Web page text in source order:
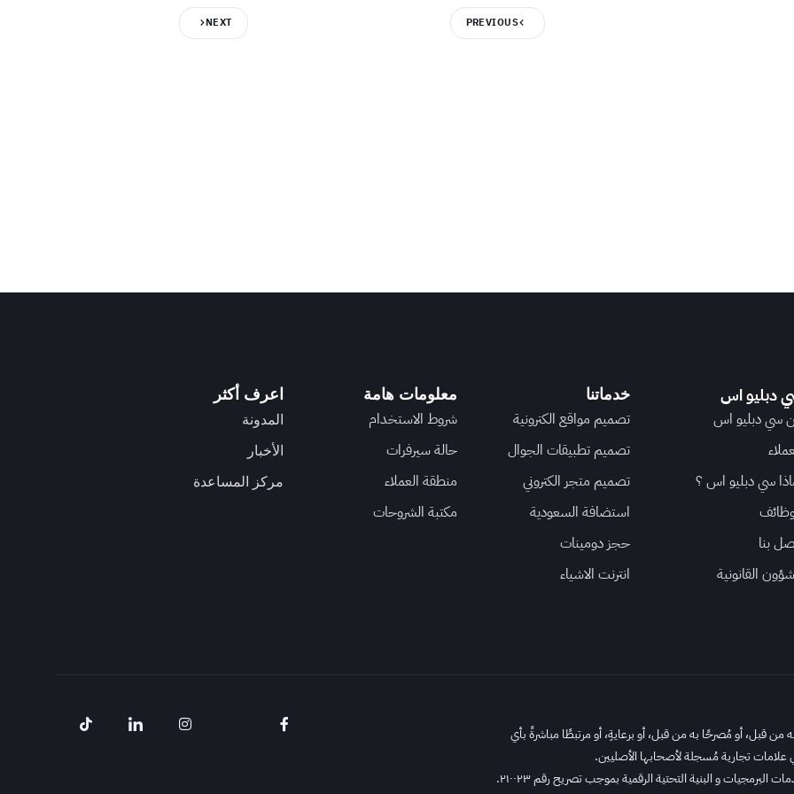
PREVIOUS
NEXT
دبليو اس
سي دبليو اس
سي دبليو اس ؟
بنا
القانونية
خدماتنا
تصميم مواقع الكترونية
تصميم تطبيقات الجوال
تصميم متجر الكتروني
استضافة السعودية
حجز دومينات
انترنت الاشياء
معلومات هامة
شروط الاستخدام
حالة سيرفرات
منطقة العملاء
مكتبة الشروحات
اعرف أكثر
المدونة
الأخبار
مركز المساعدة
قبل، أو مُصرحًا به من قبل، أو برعايةِ، أو مرتبطًا مباشرةً بأي
تجارية مُسجلة لأصحابها الأصليين.
و البنية التحتية الرقمية بموجب تصريح رقم ٢١٠٠٢٣.